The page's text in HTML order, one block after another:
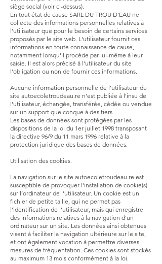
siège social (voir ci-dessus).
En tout état de cause SARL DU TROU D'EAU ne
collecte des informations personnelles relatives à
l'utilisateur que pour le besoin de certains services
proposés par le site web. L'utilisateur fournit ces
informations en toute connaissance de cause,
notamment lorsqu'il procède par lui-même à leur
saisie. Il est alors précisé à l'utilisateur du site
l’obligation ou non de fournir ces informations.
Aucune information personnelle de l'utilisateur du
site autoecoletroudeau.re n'est publiée à l'insu de
l'utilisateur, échangée, transférée, cédée ou vendue
sur un support quelconque à des tiers.
Les bases de données sont protégées par les
dispositions de la loi du 1er juillet 1998 transposant
la directive 96/9 du 11 mars 1996 relative à la
protection juridique des bases de données.
​Utilisation des cookies.
​La navigation sur le site autoecoletroudeau.re est
susceptible de provoquer l’installation de cookie(s)
sur l’ordinateur de l’utilisateur. Un cookie est un
fichier de petite taille, qui ne permet pas
l’identification de l’utilisateur, mais qui enregistre
des informations relatives à la navigation d’un
ordinateur sur un site. Les données ainsi obtenues
visent à faciliter la navigation ultérieure sur le site,
et ont également vocation à permettre diverses
mesures de fréquentation. Ces cookies sont stockés
au maximum 13 mois conformément à la loi.